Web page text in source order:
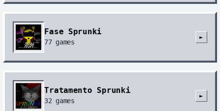
Fase Sprunki
77games
►
Tratamento Sprunki
32 games
►